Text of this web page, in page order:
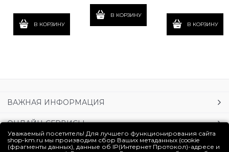
В КОРЗИНУ
В КОРЗИНУ
В КОРЗИНУ
ВАЖНАЯ ИНФОРМАЦИЯ
ОНЛАЙН-СЕРВИСЫ
УСЛУГИ
Уважаемый посетитель! Для лучшего функционирования сайта
shop-km.ru мы производим сбор Ваших метаданных (cookie
(фрагменты данных), данные об IP(Интернет Протокол)-адресе и